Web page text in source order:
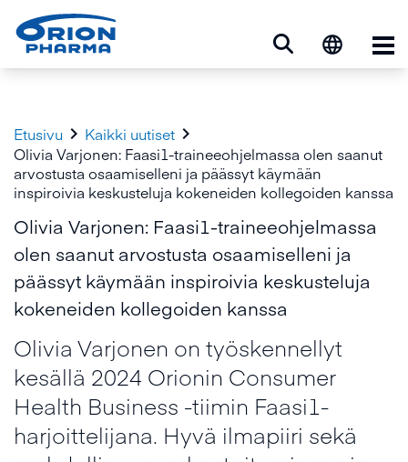
Etusivu  Kaikki uutiset 
Olivia Varjonen: Faasi1-traineeohjelmassa olen saanut
arvostusta osaamiselleni ja päässyt käymään
inspiroivia keskusteluja kokeneiden kollegoiden kanssa
Olivia Varjonen: Faasi1-traineeohjelmassa
olen saanut arvostusta osaamiselleni ja
päässyt käymään inspiroivia keskusteluja
kokeneiden kollegoiden kanssa
Olivia Varjonen on työskennellyt
kesällä 2024 Orionin Consumer
Health Business -tiimin Faasi1-
harjoittelijana. Hyvä ilmapiiri sekä